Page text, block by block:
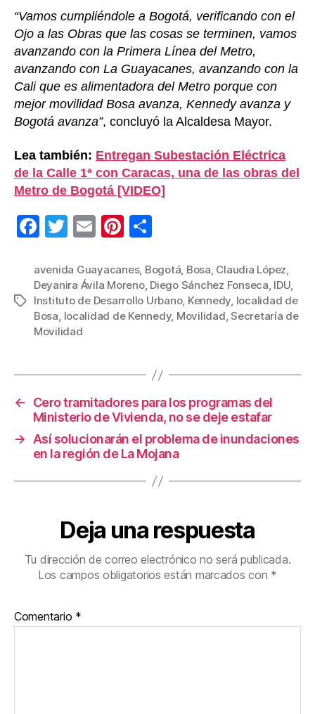
“Vamos cumpliéndole a Bogotá, verificando con el
Ojo a las Obras que las cosas se terminen, vamos
avanzando con la Primera Línea del Metro,
avanzando con La Guayacanes, avanzando con la
Cali que es alimentadora del Metro porque con
mejor movilidad Bosa avanza, Kennedy avanza y
Bogotá avanza”, concluyó la Alcaldesa Mayor.
Lea también: Entregan Subestación Eléctrica
de la Calle 1ª con Caracas, una de las obras del
Metro de Bogotá [VIDEO]
F
c
e
b
o
k
T
tt
er
E
ail
Pi
er
e
st
m
p
ar
Etiquetas
avenida Guayacanes, Bogotá, Bosa, Claudia López,
Deyanira Ávila Moreno, Diego Sánchez Fonseca, IDU,
Instituto de Desarrollo Urbano, Kennedy, localidad de
Bosa, localidad de Kennedy, Movilidad,Secretaría de
Movilidad
←
Cero tramitadores para los programas del
Ministerio de Vivienda, no se deje estafar
→ Así solucionarán el problema de inundaciones
en la región de La Mojana
Deja una respuesta
Tu dirección de correo electrónico no será publicada.
Los campos obligatorios están marcados con *
Comentario *